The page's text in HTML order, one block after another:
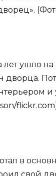
лет ушло на
дворца.
в
свой